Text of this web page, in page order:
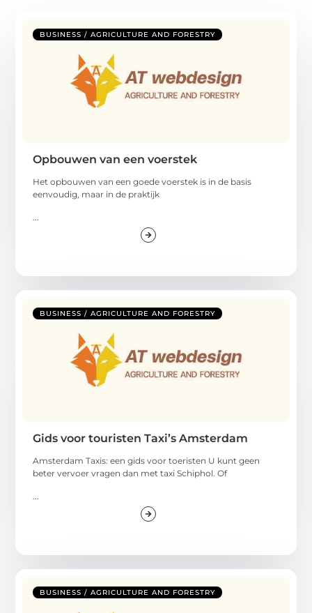
BUSINESS / AGRICULTURE AND FORESTRY
Opbouwen van een voerstek
Het opbouwen van een goede voerstek is in de basis
eenvoudig, maar in de praktijk
BUSINESS / AGRICULTURE AND FORESTRY
Gids voor touristen Taxi’s Amsterdam
Amsterdam Taxis: een gids voor toeristen U kunt geen
beter vervoer vragen dan met taxi Schiphol. Of
BUSINESS / AGRICULTURE AND FORESTRY